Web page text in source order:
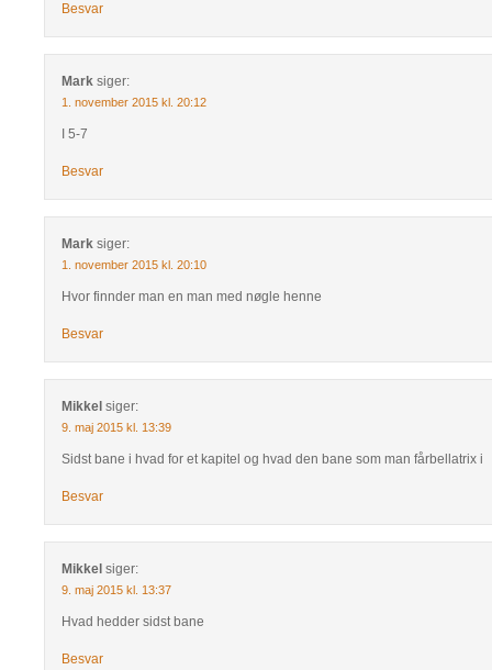
Besvar
Mark siger:
1. november 2015 kl. 20:12
I 5-7
Besvar
Mark siger:
1. november 2015 kl. 20:10
Hvor finnder man en man med nøgle henne
Besvar
Mikkel siger:
9. maj 2015 kl. 13:39
Sidst bane i hvad for et kapitel og hvad den bane som man fårbellatrix i
Besvar
Mikkel siger:
9. maj 2015 kl. 13:37
Hvad hedder sidst bane
Besvar